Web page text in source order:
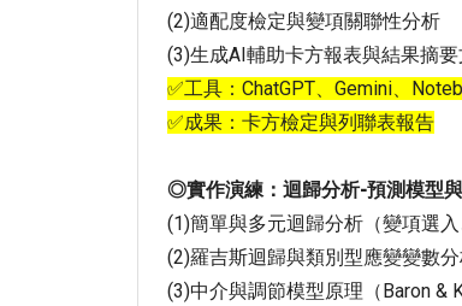
(2)適配度檢定與變項關聯性分析
(3)生成AI輔助卡方報表與結果摘
✅工具：ChatGPT、Gemini、
✅成果：卡方檢定與列聯表報告
◎實作演練：迴歸分析-預測模型
(1)簡單與多元迴歸分析（變項選入
(2)羅吉斯迴歸與類別型應變變數
(3)中介與調節模型原理（Baron &